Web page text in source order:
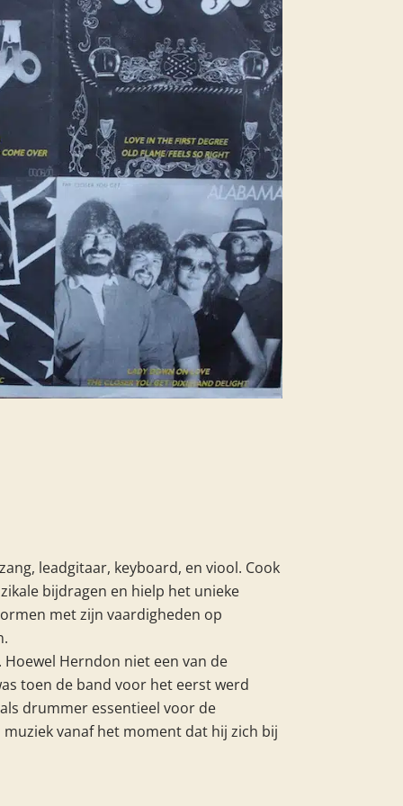
leadgitaar, keyboard, en viool. Cook
bijdragen en hielp het unieke
met zijn vaardigheden op
Herndon niet een van de
toen de band voor het eerst werd
drummer essentieel voor de
vanaf het moment dat hij zich bij